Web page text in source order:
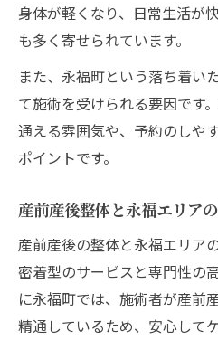
身体が軽くなり、日常生活が
も多く寄せられています。
また、永福町という落ち着い
て施術を受けられる要因です
通える雰囲気や、予約のしや
ポイントです。
産前産後整体と永福エリア
産前産後の整体と永福エリア
密着型のサービスと専門性の
に永福町では、施術者が産前
精通しているため、安心して